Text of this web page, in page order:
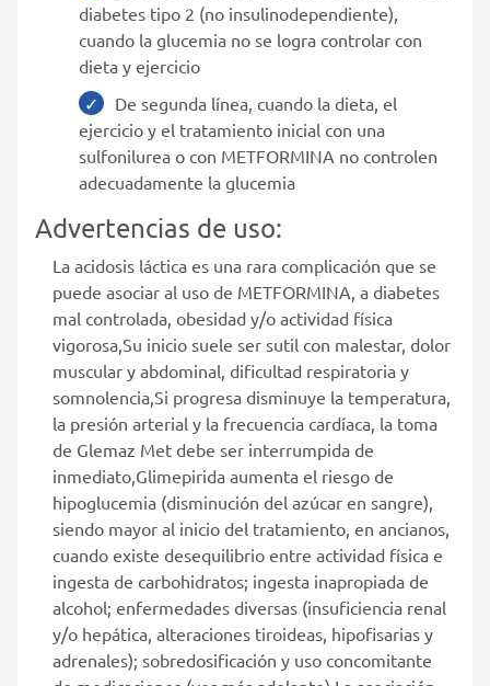
diabetes tipo 2 (no insulinodependiente),
cuando la glucemia no se logra controlar con
dieta y ejercicio
De segunda línea, cuando la dieta, el
ejercicio y el tratamiento inicial con una
sulfonilurea o con METFORMINA no controlen
adecuadamente la glucemia
Advertencias de uso:
La acidosis láctica es una rara complicación que se
puede asociar al uso de METFORMINA, a diabetes
mal controlada, obesidad y/o actividad física
vigorosa,Su inicio suele ser sutil con malestar, dolor
muscular y abdominal, dificultad respiratoria y
somnolencia,Si progresa disminuye la temperatura,
la presión arterial y la frecuencia cardíaca, la toma
de Glemaz Met debe ser interrumpida de
inmediato,Glimepirida aumenta el riesgo de
hipoglucemia (disminución del azúcar en sangre),
siendo mayor al inicio del tratamiento, en ancianos,
cuando existe desequilibrio entre actividad física e
ingesta de carbohidratos; ingesta inapropiada de
alcohol; enfermedades diversas (insuficiencia renal
y/o hepática, alteraciones tiroideas, hipofisarias y
adrenales); sobredosificación y uso concomitante